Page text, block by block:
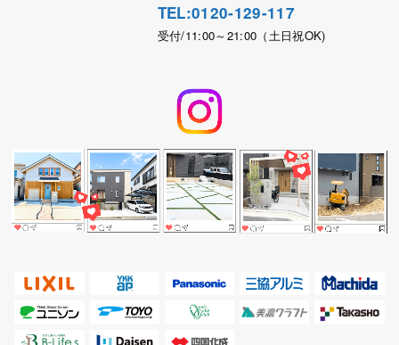
TEL:0120-129-117
受付/11:00～21:00（土日祝OK)